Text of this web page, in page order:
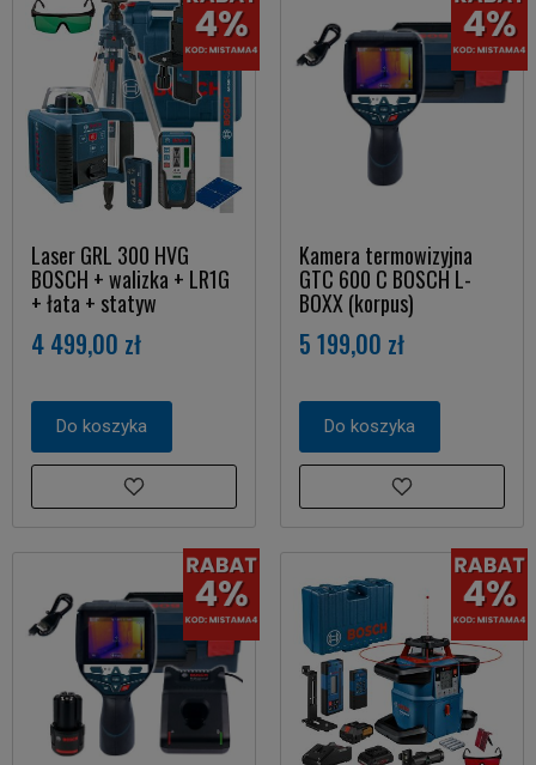
Laser GRL 300 HVG
BOSCH + walizka + LR1G
+ łata + statyw
4 499,00 zł
Do koszyka
Kamera termowizyjna
GTC 600 C BOSCH L-
BOXX (korpus)
5 199,00 zł
Do koszyka